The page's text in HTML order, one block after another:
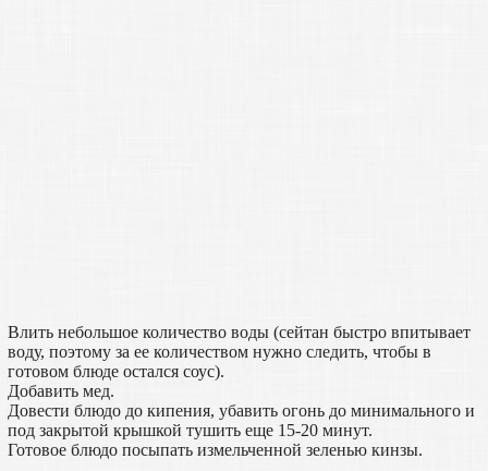
Влить небольшое количество воды (сейтан быстро впитывает
воду, поэтому за ее количеством нужно следить, чтобы в
готовом блюде остался соус).
Добавить мед.
Довести блюдо до кипения, убавить огонь до минимального и
под закрытой крышкой тушить еще 15-20 минут.
Готовое блюдо посыпать измельченной зеленью кинзы.